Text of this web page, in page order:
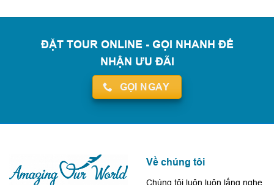
ĐẶT TOUR ONLINE - GỌI NHANH ĐỂ
NHẬN ƯU ĐÃI
GỌI NGAY
Về chúng tôi
Chúng tôi luôn luôn lắng nghe